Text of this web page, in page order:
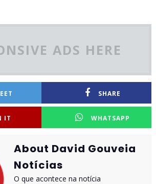
ADS HERE
SHARE
IT WHATSAPP
About David Gouveia
Notícias
O que acontece na notícia